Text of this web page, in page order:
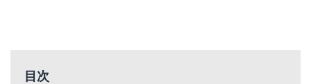
目次